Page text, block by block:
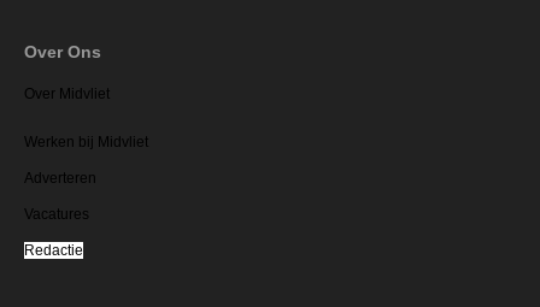
Over Ons
Over Midvliet
Werken bij Midvliet
Adverteren
Vacatures
Redactie